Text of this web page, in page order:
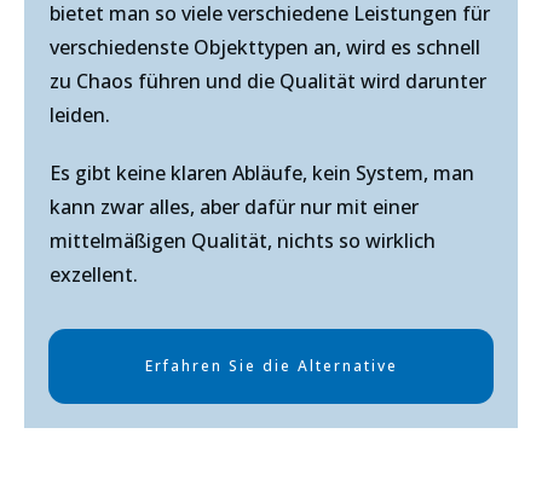
bietet man so viele verschiedene Leistungen für
verschiedenste Objekttypen an, wird es schnell
zu Chaos führen und die Qualität wird darunter
leiden.
Es gibt keine klaren Abläufe, kein System, man
kann zwar alles, aber dafür nur mit einer
mittelmäßigen Qualität, nichts so wirklich
exzellent.
Erfahren Sie die Alternative